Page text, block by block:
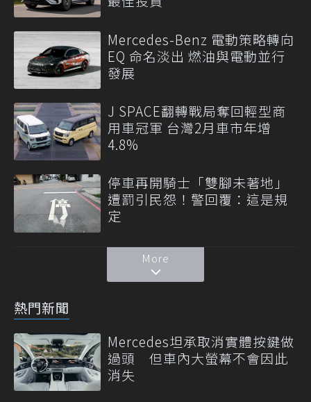
Mercedes-Benz 電動策略轉向
EQ 命名淡出 燃油與電動並行
發展
J SPACE翻轉戰局奪回輕型商
用車冠軍 台灣2月車市年增
4.8%
停車再開騎士「雙腳未著地」
遭罰引民怨！警回覆：這是規
定
More
熱門新聞
Mercedes坦承取消實體按鍵做
過頭 但車內大螢幕不會因此
消失